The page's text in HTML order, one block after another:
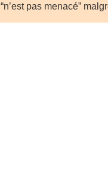
“n’est pas menacé”